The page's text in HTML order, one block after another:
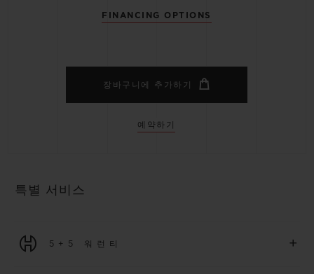
FINANCING OPTIONS
장바구니에 추가하기
예약하기
특별 서비스
5+5 워런티 +